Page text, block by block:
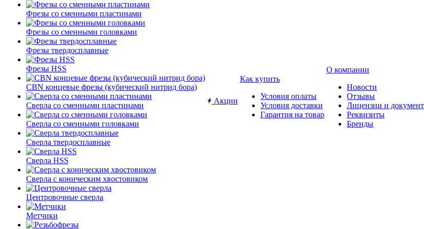
Фрезы со сменными пластинами
Фрезы со сменными головками
Фрезы твердосплавные
Фрезы HSS
CBN концевые фрезы (кубический нитрид бора)
Сверла со сменными пластинами
Сверла со сменными головками
Сверла твердосплавные
Сверла HSS
Сверла с коническим хвостовиком
Центровочные сверла
Метчики
Акции
Как купить
Условия оплаты
Условия доставки
Гарантия на товар
О компании
Новости
Отзывы
Лицензии и
Реквизиты
Бренды